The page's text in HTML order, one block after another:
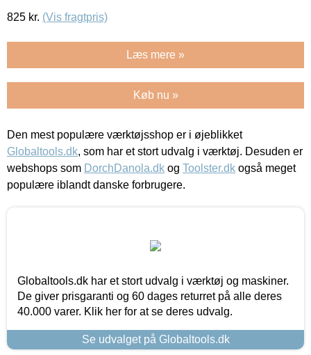
825 kr. (Vis fragtpris)
Læs mere »
Køb nu »
Den mest populære værktøjsshop er i øjeblikket
Globaltools.dk, som har et stort udvalg i værktøj. Desuden er
webshops som DorchDanola.dk og Toolster.dk også meget
populære iblandt danske forbrugere.
Globaltools.dk har et stort udvalg i værktøj og maskiner.
De giver prisgaranti og 60 dages returret på alle deres
40.000 varer. Klik her for at se deres udvalg.
Se udvalget på Globaltools.dk